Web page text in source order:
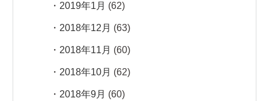
2019年1月 (62)
2018年12月 (63)
2018年11月 (60)
2018年10月 (62)
2018年9月 (60)